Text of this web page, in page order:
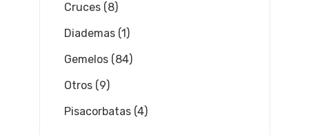
Cruces (8)
Diademas (1)
Gemelos (84)
Otros (9)
Pisacorbatas (4)